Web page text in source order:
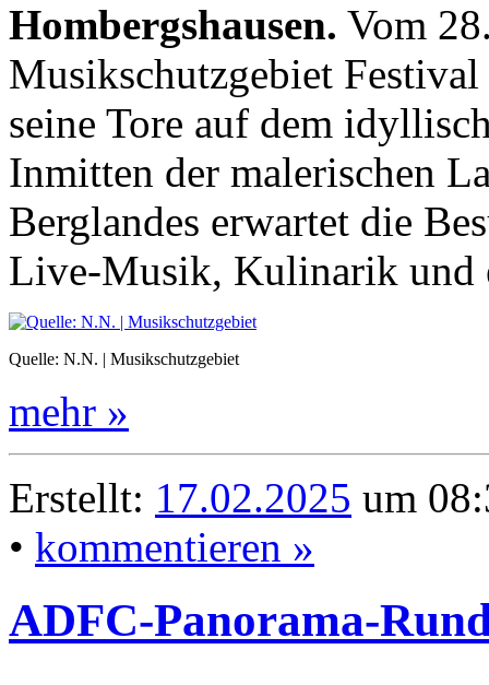
Hombergshausen. Vom
Musikschutzgebiet
seine Tore auf dem
Inmitten der malerischen
Berglandes erwartet die
Live-Musik, Kulinarik und
Quelle: N.N. | Musikschutzgebiet
mehr »
Erstellt: 17.02.2025 um
• kommentieren »
ADFC-Panorama-